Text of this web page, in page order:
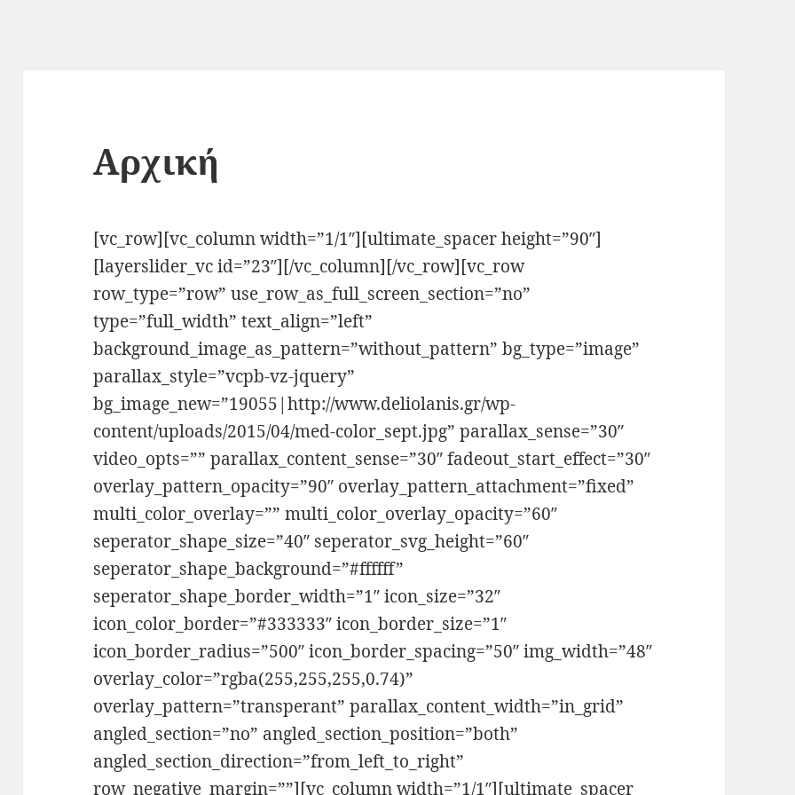
Αρχική
[vc_row][vc_column width=”1/1″][ultimate_spacer height=”90″]
[layerslider_vc id=”23″][/vc_column][/vc_row][vc_row
row_type=”row” use_row_as_full_screen_section=”no”
type=”full_width” text_align=”left”
background_image_as_pattern=”without_pattern” bg_type=”image”
parallax_style=”vcpb-vz-jquery”
bg_image_new=”19055|http://www.deliolanis.gr/wp-
content/uploads/2015/04/med-color_sept.jpg” parallax_sense=”30″
video_opts=”” parallax_content_sense=”30″ fadeout_start_effect=”30″
overlay_pattern_opacity=”90″ overlay_pattern_attachment=”fixed”
multi_color_overlay=”” multi_color_overlay_opacity=”60″
seperator_shape_size=”40″ seperator_svg_height=”60″
seperator_shape_background=”#ffffff”
seperator_shape_border_width=”1″ icon_size=”32″
icon_color_border=”#333333″ icon_border_size=”1″
icon_border_radius=”500″ icon_border_spacing=”50″ img_width=”48″
overlay_color=”rgba(255,255,255,0.74)”
overlay_pattern=”transperant” parallax_content_width=”in_grid”
angled_section=”no” angled_section_position=”both”
angled_section_direction=”from_left_to_right”
row_negative_margin=””][vc_column width=”1/1″][ultimate_spacer